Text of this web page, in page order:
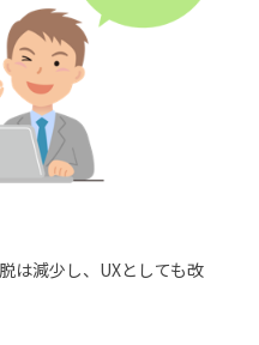
は減少し、UXとしても改